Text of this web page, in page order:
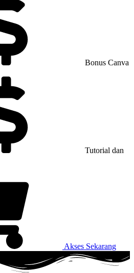
Bonus Canva
Tutorial dan
Akses Sekarang